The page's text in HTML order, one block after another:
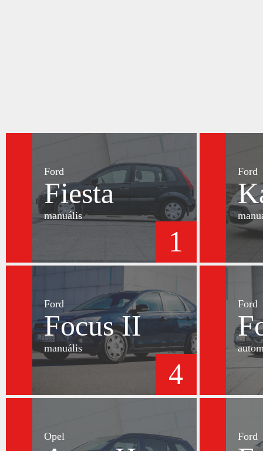
Ford
Fiesta
manuális
1
Ford
Ford
Focus II
manuális
4
Ford
Opel Ford